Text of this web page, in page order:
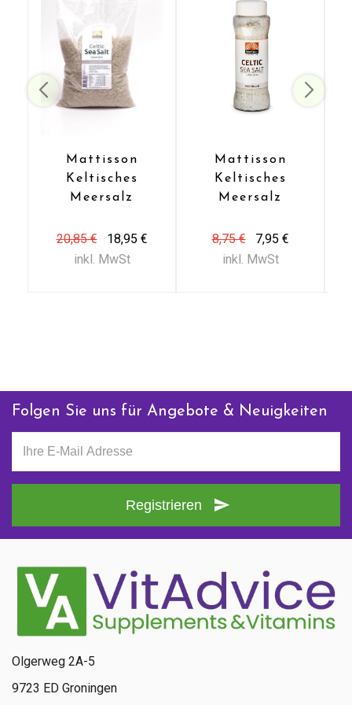
Trocken lagern.
Hersteller:
Mattisson BV
Middenweg 16
3401 MB IJsselstein
Anfrage zu diesem Produkt
Senden
Kontaktieren Sie uns
+ 31 (0)85 13 00 990
Mo - Fr: 09:00 - 16:00
Mattisson
Keltisches
Meersalz
20,85 €
18,95 €
inkl. MwSt
Mattisson
Keltisches
Meersalz
8,75 €
7,95 €
inkl. MwSt
Folgen Sie uns für Angebote & Neuigkeiten
Registrieren
Olgerweg 2A-5
9723 ED Groningen